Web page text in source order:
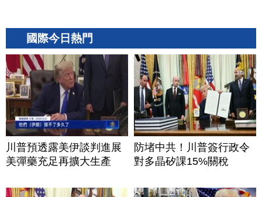
國際今日熱門
川普預透露美伊談判進展
美彈藥充足再擴大生產
防堵中共！川普簽行政令
對多晶矽課15%關稅